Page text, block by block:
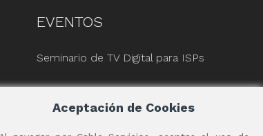
EVENTOS
Seminario de TV Digital para ISPs
Aceptación de Cookies